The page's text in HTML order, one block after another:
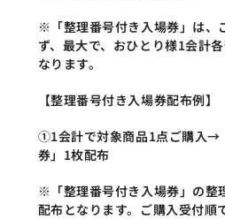
※「整理番号付き入場券」は、
ず、最大で、おひとり様1会計
なります。
【整理番号付き入場券配布例】
①1会計で対象商品1点ご購入→
券」1枚配布
※「整理番号付き入場券」の整
配布となります。ご購入受付順